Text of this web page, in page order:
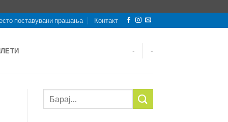
поставувани прашања Контакт
- -